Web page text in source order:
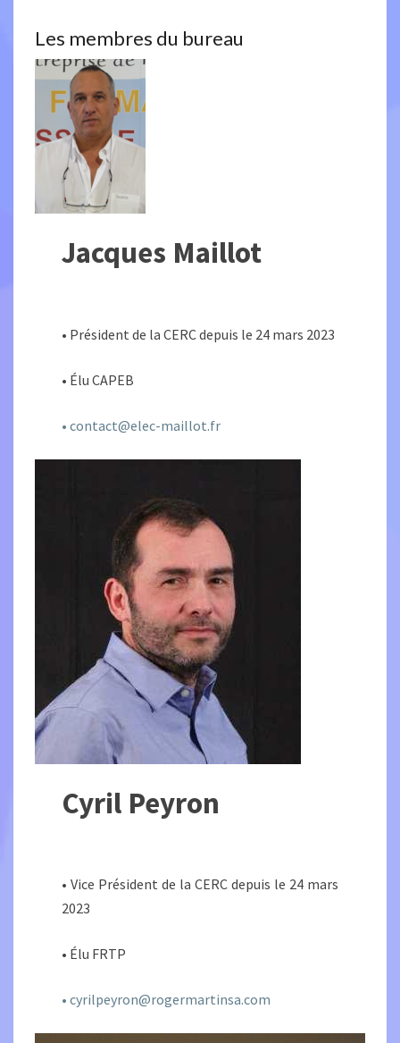
Les membres du bureau
Jacques Maillot
• Président de la CERC depuis le 24 mars 2023
• Élu CAPEB
• contact@elec-maillot.fr
Cyril Peyron
• Vice Président de la CERC depuis le 24 mars
2023
• Élu FRTP
• cyrilpeyron@rogermartinsa.com